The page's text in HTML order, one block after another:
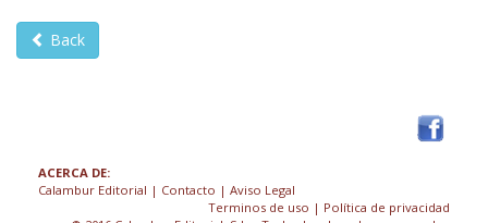
Back
ACERCA DE:
Calambur Editorial | Contacto | Aviso Legal
Terminos de uso | Política de privacidad